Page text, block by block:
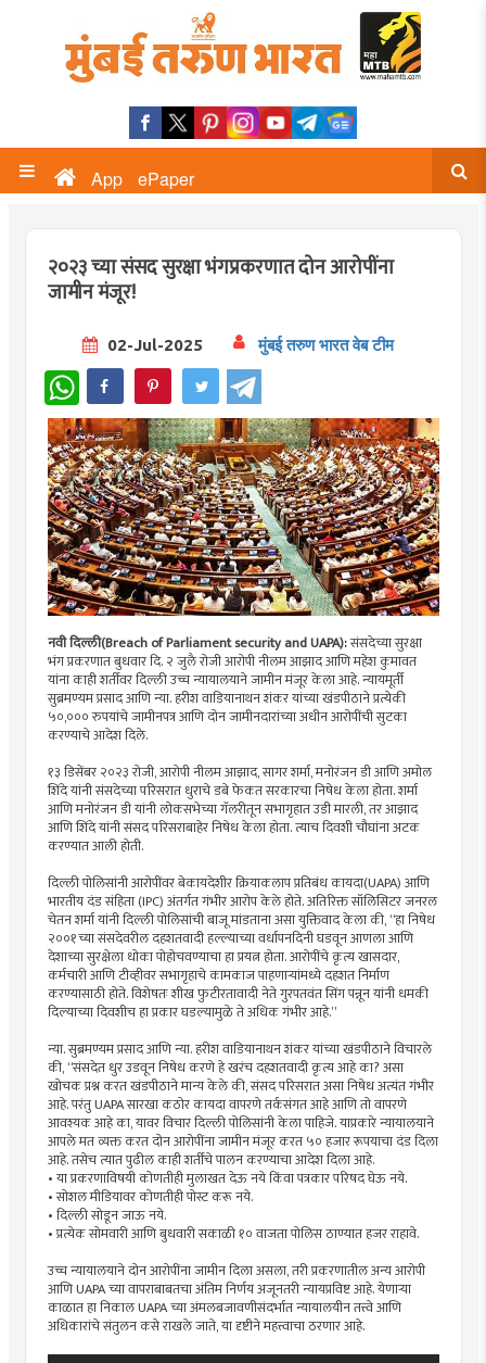
App ePaper
२०२३ च्या संसद सुरक्षा भंगप्रकरणात दोन आरोपींना
जामीन मंजूर!
02-Jul-2025 मुंबई तरुण भारत वेब टीम
WhatsApp
नवी दिल्ली(Breach of Parliament security and UAPA):संसदेच्या सुरक्षा
भंग प्रकरणात बुधवार दि. २ जुलै रोजी आरोपी नीलम आझाद आणि महेश कुमावत
यांना काही शर्तींवर दिल्ली उच्च न्यायालयाने जामीन मंजूर केला आहे. न्यायमूर्ती
सुब्रमण्यम प्रसाद आणि न्या. हरीश वाडियानाथन शंकर यांच्या खंडपीठाने प्रत्येकी
५०,००० रुपयांचे जामीनपत्र आणि दोन जामीनदारांच्या अधीन आरोपींची सुटका
करण्याचे आदेश दिले.
१३ डिसेंबर २०२३ रोजी, आरोपी नीलम आझाद, सागर शर्मा, मनोरंजन डी आणि अमोल
शिंदे यांनी संसदेच्या परिसरात धुराचे डबे फेकत सरकारचा निषेध केला होता. शर्मा
आणि मनोरंजन डी यांनी लोकसभेच्या गॅलरीतून सभागृहात उडी मारली, तर आझाद
आणि शिंदे यांनी संसद परिसराबाहेर निषेध केला होता. त्याच दिवशी चौघांना अटक
करण्यात आली होती.
दिल्ली पोलिसांनी आरोपींवर बेकायदेशीर क्रियाकलाप प्रतिबंध कायदा(UAPA) आणि
भारतीय दंड संहिता (IPC) अंतर्गत गंभीर आरोप केले होते. अतिरिक्त सॉलिसिटर जनरल
चेतन शर्मा यांनी दिल्ली पोलिसांची बाजू मांडताना असा युक्तिवाद केला की, “हा निषेध
२००१च्या संसदेवरील दहशतवादी हल्ल्याच्या वर्धापनदिनी घडवून आणला आणि
देशाच्या सुरक्षेला धोका पोहोचवण्याचा हा प्रयत्न होता. आरोपींचे कृत्य खासदार,
कर्मचारी आणि टीव्हीवर सभागृहाचे कामकाज पाहणाऱ्यांमध्ये दहशत निर्माण
करण्यासाठी होते. विशेषतः शीख फुटीरतावादी नेते गुरपतवंत सिंग पन्नून यांनी धमकी
दिल्याच्या दिवशीच हा प्रकार घडल्यामुळे ते अधिक गंभीर आहे.”
न्या. सुब्रमण्यम प्रसाद आणि न्या. हरीश वाडियानाथन शंकर यांच्या खंडपीठाने विचारले
की, “संसदेत धुर उडवून निषेध करणे हे खरंच दहशतवादी कृत्य आहे का? असा
खोचक प्रश्न करत खंडपीठाने मान्य केले की, संसद परिसरात असा निषेध अत्यंत गंभीर
आहे. परंतु UAPA सारखा कठोर कायदा वापरणे तर्कसंगत आहे आणि तो वापरणे
आवश्यक आहे का, यावर विचार दिल्ली पोलिसांनी केला पाहिजे. याप्रकारे न्यायालयाने
आपले मत व्यक्त करत दोन आरोपींना जामीन मंजूर करत ५० हजार रूपयाचा दंड दिला
आहे. तसेच त्यात पुढील काही शर्तींचे पालन करण्याचा आदेश दिला आहे.
• या प्रकरणाविषयी कोणतीही मुलाखत देऊ नये किंवा पत्रकार परिषद घेऊ नये.
• सोशल मीडियावर कोणतीही पोस्ट करू नये.
• दिल्ली सोडून जाऊ नये.
• प्रत्येक सोमवारी आणि बुधवारी सकाळी १० वाजता पोलिस ठाण्यात हजर राहावे.
उच्च न्यायालयाने दोन आरोपींना जामीन दिला असला, तरी प्रकरणातील अन्य आरोपी
आणि UAPA च्या वापराबाबतचा अंतिम निर्णय अजूनतरी न्यायप्रविष्ट आहे. येणाऱ्या
काळात हा निकाल UAPA च्या अंमलबजावणीसंदर्भात न्यायालयीन तत्त्वे आणि
अधिकारांचे संतुलन कसे राखले जाते, या दृष्टीने महत्त्वाचा ठरणार आहे.